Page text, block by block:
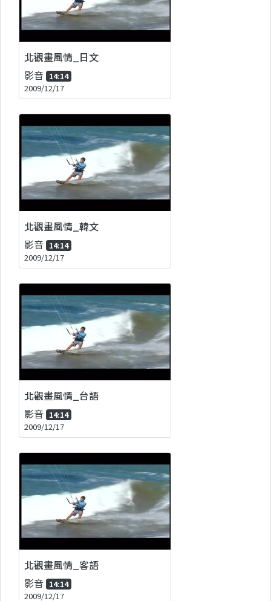
北觀畫風情_日文
影音 14:14
2009/12/17
北觀畫風情_韓文
影音 14:14
2009/12/17
北觀畫風情_台語
影音 14:14
2009/12/17
北觀畫風情_客語
影音 14:14
2009/12/17